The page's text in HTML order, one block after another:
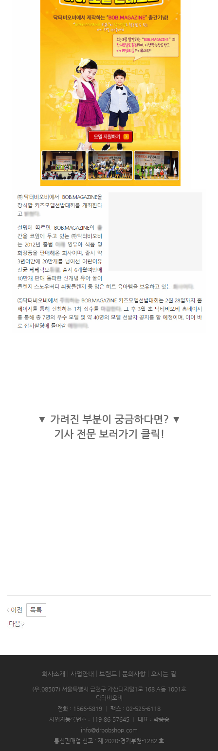
▼ 가려진 부분이 궁금하다면? ▼
기사 전문 보러가기 클릭!
회사소개 사업안내 브랜드 문의사항 오시는 길
(우.08507) 서울특별시 금천구 가산디지털1로 168 A동 1001호
닥터비오비
전화 : 1566-5819
팩스 : 02-525-6118
사업자등록번호 : 119-86-57645
대표 : 박종승
info@drbobshop.com
통신판매업 신고 : 제 2020-경기부천-1282 호